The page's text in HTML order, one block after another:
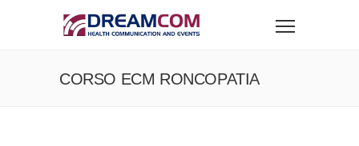
CORSO ECM RONCOPATIA